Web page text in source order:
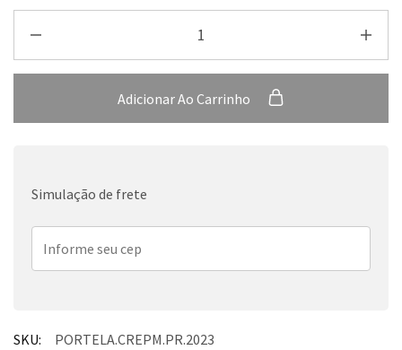
Adicionar Ao Carrinho
Simulação de frete
SKU:
PORTELA.CREPM.PR.2023